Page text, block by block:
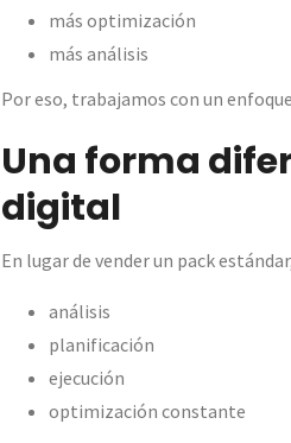
más optimización
más análisis
Por eso, trabajamos con un
Una forma
digital
En lugar de vender un pack
análisis
planificación
ejecución
optimización constante